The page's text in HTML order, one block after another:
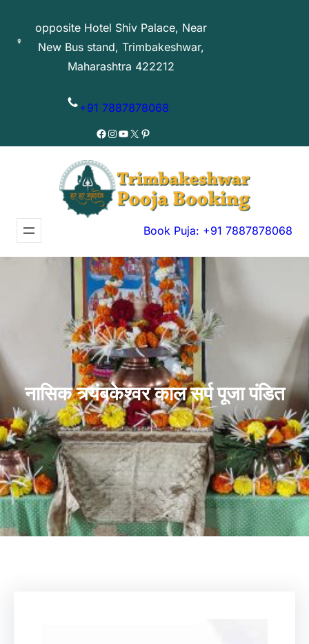
content
opposite Hotel Shiv Palace, Near
New Bus stand, Trimbakeshwar,
Maharashtra 422212
+91 7887878068
Facebook
Instagram
YouTube
X Pinterest
Book Puja: +91 7887878068
नासिक त्र्यंबकेश्वर काल सर्प पूजा पंडित